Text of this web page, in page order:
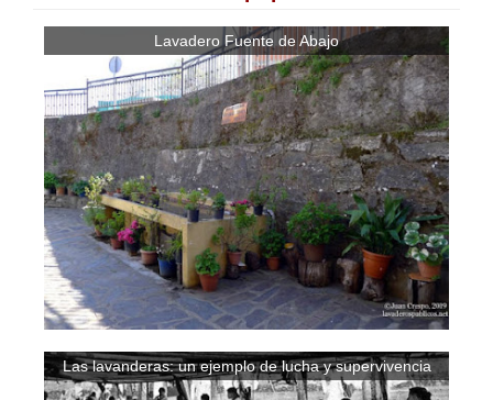
Lavadero Fuente de Abajo
Las lavanderas: un ejemplo de lucha y supervivencia